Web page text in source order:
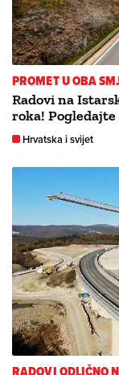
PROMET U OBA
Radovi na
roka! Pogledajte
Hrvatska i svijet
RADOVI ODLIČNO